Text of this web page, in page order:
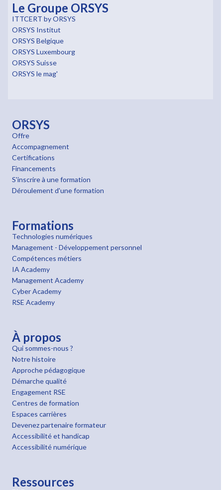
Le Groupe ORSYS
ITTCERT by ORSYS
ORSYS Institut
ORSYS Belgique
ORSYS Luxembourg
ORSYS Suisse
ORSYS le mag'
ORSYS
Offre
Accompagnement
Certifications
Financements
S'inscrire à une formation
Déroulement d'une formation
Formations
Technologies numériques
Management - Développement personnel
Compétences métiers
IA Academy
Management Academy
Cyber Academy
RSE Academy
À propos
Qui sommes-nous ?
Notre histoire
Approche pédagogique
Démarche qualité
Engagement RSE
Centres de formation
Espaces carrières
Devenez partenaire formateur
Accessibilité et handicap
Accessibilité numérique
Ressources